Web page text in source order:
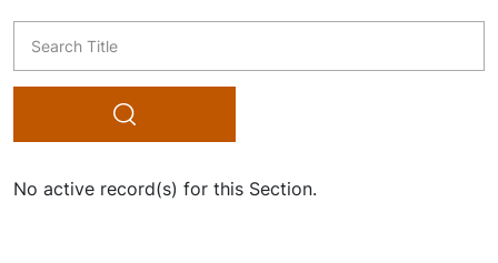
No active record(s) for this Section.